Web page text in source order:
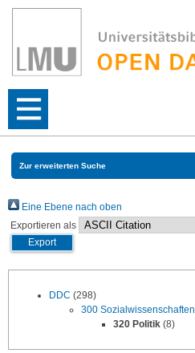
Zur erweiterten Suche
Eine Ebene nach oben
Exportieren als
DDC (298)
300 Sozialwissenschaften
320 Politik (8)